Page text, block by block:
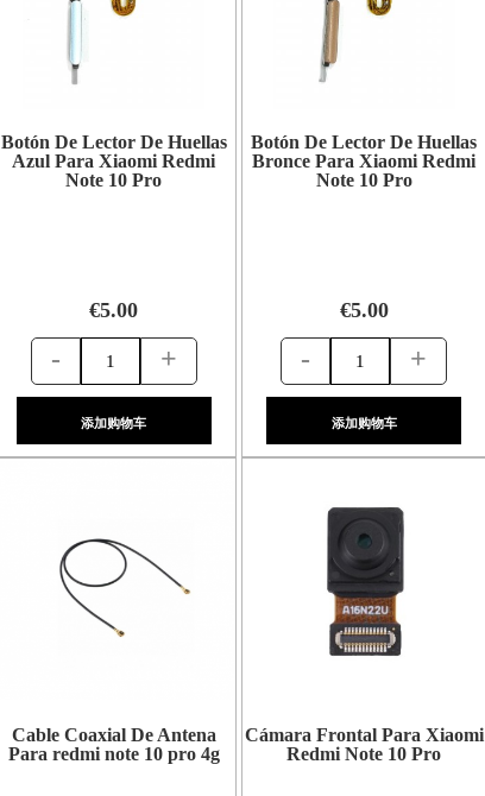
Botón De Lector De Huellas
Azul Para Xiaomi Redmi
Note 10 Pro
€5.00
- +
添加购物车
Botón De Lector De Huellas
Bronce Para Xiaomi Redmi
Note 10 Pro
€5.00
- +
添加购物车
Cable Coaxial De Antena
Para redmi note 10 pro 4g
Cámara Frontal Para Xiaomi
Redmi Note 10 Pro